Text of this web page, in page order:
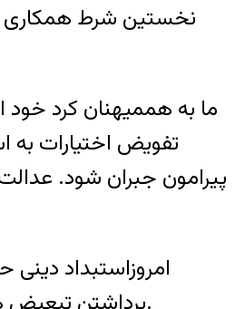
نخستین شرط همکاری
ما به هممیهنان کرد
تفویض اختیارات به
پیرامون جبران شود.
امروزاستبداد